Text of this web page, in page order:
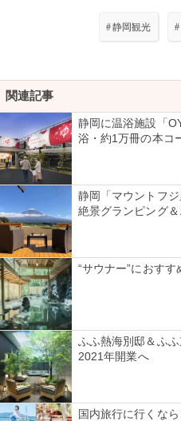
# 静岡観光 #
関連記事
静岡に温浴施設「
浴・約1万冊の本コ
静岡「マウントフ
絶景グランピング
“サウナー”におす
ふふ熱海別邸＆ふ
2021年開業へ
国内旅行に行くな